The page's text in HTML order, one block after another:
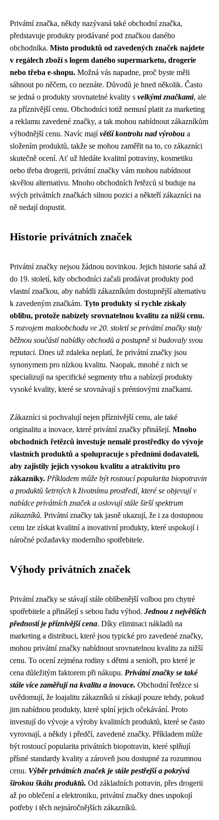
Privátní značka, někdy nazývaná také obchodní značka,
představuje produkty prodávané pod značkou daného
obchodníka. Místo produktů od zavedených značek najdete
v regálech zboží s logem daného supermarketu, drogerie
nebo třeba e-shopu. Možná vás napadne, proč byste měli
sáhnout po něčem, co neznáte. Důvodů je hned několik. Často
se jedná o produkty srovnatelné kvality s velkými značkami, ale
za příznivější cenu. Obchodníci totiž nemusí platit za marketing
a reklamu zavedené značky, a tak mohou nabídnout zákazníkům
výhodnější cenu. Navíc majívětší kontrolu nad výrobou a
složením produktů, takže se mohou zaměřit na to, co zákazníci
skutečně ocení. Ať už hledáte kvalitní potraviny, kosmetiku
nebo třeba drogerii, privátní značky vám mohou nabídnout
skvělou alternativu. Mnoho obchodních řetězců si buduje na
svých privátních značkách silnou pozici a někteří zákazníci na
ně nedají dopustit.
Historie privátních značek
Privátní značky nejsou žádnou novinkou. Jejich historie sahá až
do 19. století, kdy obchodníci začali prodávat produkty pod
vlastní značkou, aby nabídli zákazníkům dostupnější alternativu
k zavedeným značkám. Tyto produkty si rychle získaly
oblibu, protože nabízely srovnatelnou kvalitu za nižší cenu.
S rozvojem maloobchodu ve 20. století se privátní značky staly
běžnou součástí nabídky obchodů a postupně si budovaly svou
reputaci. Dnes už zdaleka neplatí, že privátní značky jsou
synonymem pro nízkou kvalitu. Naopak, mnohé z nich se
specializují na specifické segmenty trhu a nabízejí produkty
vysoké kvality, které se srovnávají s prémiovými značkami.
Zákazníci si pochvalují nejen příznivější cenu, ale také
originalitu a inovace, které privátní značky přinášejí. Mnoho
obchodních řetězců investuje nemalé prostředky do vývoje
vlastních produktů a spolupracuje s předními dodavateli,
aby zajistily jejich vysokou kvalitu a atraktivitu pro
zákazníky. Příkladem může být rostoucí popularita biopotravin
a produktů šetrných k životnímu prostředí, které se objevují v
nabídce privátních značek a oslovují stále širší spektrum
zákazníků. Privátní značky tak jasně ukazují, že i za dostupnou
cenu lze získat kvalitní a inovativní produkty, které uspokojí i
náročné požadavky moderního spotřebitele.
Výhody privátních značek
Privátní značky se stávají stále oblíbenější volbou pro chytré
spotřebitele a přinášejí s sebou řadu výhod. Jednou z největších
předností je příznivější cena. Díky eliminaci nákladů na
marketing a distribuci, které jsou typické pro zavedené značky,
mohou privátní značky nabídnout srovnatelnou kvalitu za nižší
cenu. To ocení zejména rodiny s dětmi a senioři, pro které je
cena důležitým faktorem při nákupu. Privátní značky se také
stále více zaměřují na kvalitu a inovace. Obchodní řetězce si
uvědomují, že loajalitu zákazníků si získají pouze tehdy, pokud
jim nabídnou produkty, které splní jejich očekávání. Proto
investují do vývoje a výroby kvalitních produktů, které se často
vyrovnají, a někdy i předčí, zavedené značky. Příkladem může
být rostoucí popularita privátních biopotravin, které splňují
přísné standardy kvality a zároveň jsou dostupné za rozumnou
cenu. Výběr privátních značek je stále pestřejší a pokrývá
širokou škálu produktů. Od základních potravin, přes drogerii
až po oblečení a elektroniku, privátní značky dnes uspokojí
potřeby i těch nejnáročnějších zákazníků.